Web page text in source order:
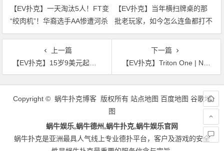
【EV扑克】一天淘汰5人！FT变
“绞肉机”！华裔选手AA惨遭河杀
出局！
【EV扑克】当年横扫牌桌的那
批老玩家，如今怎么连鱼都打不
过了
上一篇
【EV扑克】15岁9美元起步，18岁封神，她消失十年后回归：第一句话是“大家还是这么菜”
下一篇
【EV扑克】Triton One | Ngo Khoa Anh 豪取 $10K 冠军，成为Triton ONE首位双冠王
文
Copyright © 蜗牛扑克博客 版权所有 站点地图 百度地图 谷歌地
图
蜗牛娱乐,蜗牛德州,蜗牛扑克,蜗牛娱乐官网
蜗牛扑克是亚洲最具人气线上专业德扑平台，客户及游戏的安全